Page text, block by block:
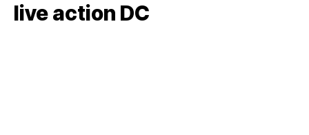
live action DC